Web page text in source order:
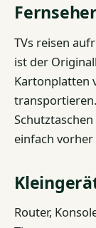
TVs reisen
ist der
Kartonplatten
einfach vorher
Router,